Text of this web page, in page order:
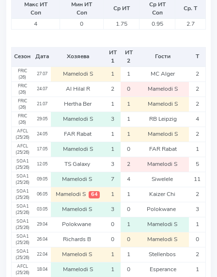
Макс ИТ
Соп
Мин ИТ
Соп
Ср ИТ
Ср ИТ
Соп
Ср. Т
4
0 1.75 0.95 2.7
Сезон Дата Хозяева
ИТ
1
ИТ
2
Гости Т
FRIC
(26)
27.07 Mamelodi S 1 1 MC Alger 2
FRIC
(26)
24.07 Al Hilal R 2 0 Mamelodi S 2
FRIC
(26)
21.07 Hertha Ber 1 1 Mamelodi S 2
FRIC
(26)
29.05 Mamelodi S 3 1 RB Leipzig 4
AFCL
(25/26)
24.05 FAR Rabat 1 1 Mamelodi S 2
AFCL
(25/26)
17.05 Mamelodi S 1 0 FAR Rabat 1
SOA1
(25/26)
12.05 TS Galaxy 3 2 Mamelodi S 5
SOA1
(25/26)
09.05 Mamelodi S 7 4 Siwelele 11
SOA1
(25/26)
06.05 Mamelodi S 64 1 1 Kaizer Chi 2
SOA1
(25/26)
03.05 Mamelodi S 3 0 Polokwane 3
SOA1
(25/26)
29.04 Polokwane 0 1 Mamelodi S 1
SOA1
(25/26)
26.04 Richards B 0 0 Mamelodi S 0
SOA1
(25/26)
22.04 Mamelodi S 1 1 Stellenbos 2
AFCL
(25/26)
18.04 Mamelodi S 1 0 Esperance 1